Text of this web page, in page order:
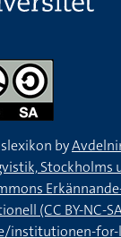
by
Stockholms
(CC BY-NC-
institutionen-